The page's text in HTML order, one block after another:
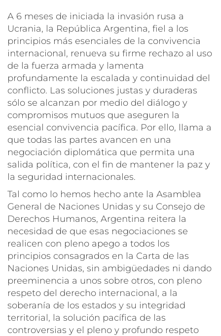
A 6 meses de iniciada la invasión rusa a
Ucrania, la República Argentina, fiel a los
principios más esenciales de la convivencia
internacional, renueva su firme rechazo al uso
de la fuerza armada y lamenta
profundamente la escalada y continuidad del
conflicto. Las soluciones justas y duraderas
sólo se alcanzan por medio del diálogo y
compromisos mutuos que aseguren la
esencial convivencia pacífica. Por ello, llama a
que todas las partes avancen en una
negociación diplomática que permita una
salida política, con el fin de mantener la paz y
la seguridad internacionales.
Tal como lo hemos hecho ante la Asamblea
General de Naciones Unidas y su Consejo de
Derechos Humanos, Argentina reitera la
necesidad de que esas negociaciones se
realicen con pleno apego a todos los
principios consagrados en la Carta de las
Naciones Unidas, sin ambigüedades ni dando
preeminencia a unos sobre otros, con pleno
respeto del derecho internacional, a la
soberanía de los estados y su integridad
territorial, la solución pacífica de las
controversias y el pleno y profundo respeto